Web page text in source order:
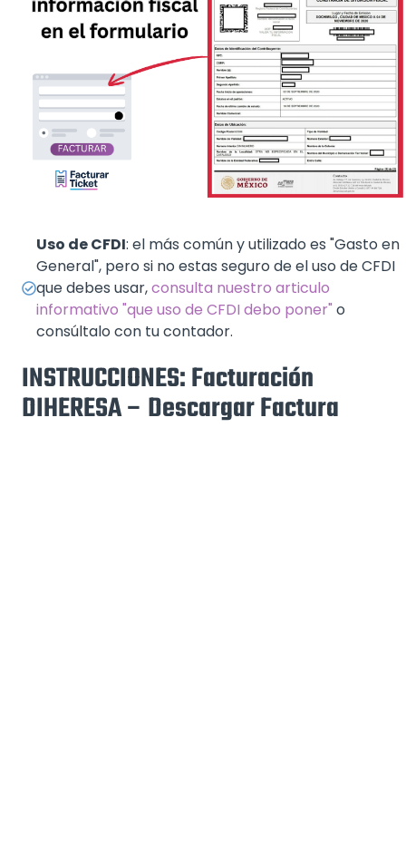
Uso de CFDI: el más común y utilizado es "Gasto en
General", pero si no estas seguro de el uso de CFDI
que debes usar,consulta nuestro articulo
informativo "que uso de CFDI debo poner" o
consúltalo con tu contador.
INSTRUCCIONES: Facturación
DIHERESA – Descargar Factura